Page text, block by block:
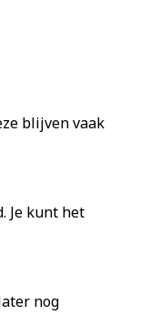
blijven vaak
Je kunt het
nog